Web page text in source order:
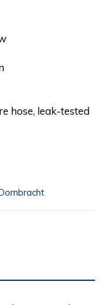
hose, leak-tested